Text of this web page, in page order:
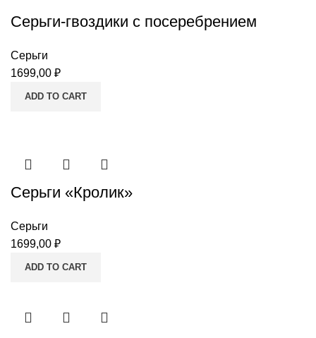
Серьги-гвоздики c посеребрением
Серьги
1699,00 ₽
ADD TO CART
Серьги «Кролик»
Серьги
1699,00 ₽
ADD TO CART